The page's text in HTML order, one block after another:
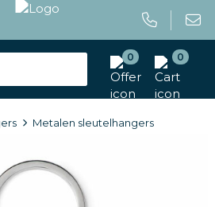
0 0
Metalen sleutelhangers